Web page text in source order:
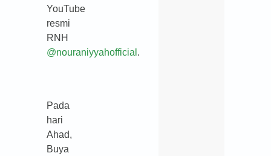
YouTube
resmi
RNH
@nouraniyyahofficial .
Pada
hari
Ahad,
Buya